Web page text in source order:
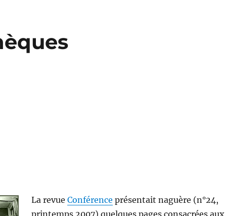
La revue Conférence présentait naguère (n°24,
printemps 2007) quelques pages consacrées aux